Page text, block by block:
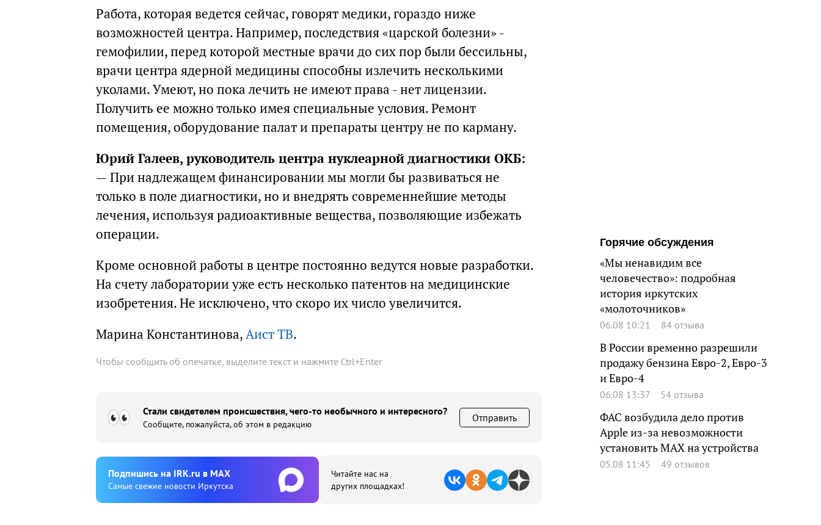
Работа, которая ведется сейчас, говорят медики, гораздо ниже
возможностей центра. Например, последствия «царской болезни» -
гемофилии, перед которой местные врачи до сих пор были бессильны,
врачи центра ядерной медицины способны излечить несколькими
уколами. Умеют, но пока лечить не имеют права - нет лицензии.
Получить ее можно только имея специальные условия. Ремонт
помещения, оборудование палат и препараты центру не по карману.
Юрий Галеев, руководитель центра нуклеарной диагностики ОКБ:
— При надлежащем финансировании мы могли бы развиваться не
только в поле диагностики, но и внедрять современнейшие методы
лечения, используя радиоактивные вещества, позволяющие избежать
операции.
Кроме основной работы в центре постоянно ведутся новые разработки.
На счету лаборатории уже есть несколько патентов на медицинские
изобретения. Не исключено, что скоро их число увеличится.
Марина Константинова,Аист ТВ.
Чтобы сообщить об опечатке, выделите текст и нажмите Ctrl+Enter
Стали свидетелем происшествия, чего-то необычного и интересного?
Сообщите, пожалуйста, об этом в редакцию
Отправить
Подпишиcь на IRK.ru в MAX
Cамые свежие новости Иркутска
Читайте нас на
других площадках!
Горячие обсуждения
«Мы ненавидим все
человечество»: подробная
история иркутских
«молоточников»
06.08 10:21 84 отзыва
В России временно разрешили
продажу бензина Евро-2, Евро-3
и Евро-4
06.08 13:37 54 отзыва
ФАС возбудила дело против
Apple из-за невозможности
установить MAX на устройства
05.08 11:45 49 отзывов